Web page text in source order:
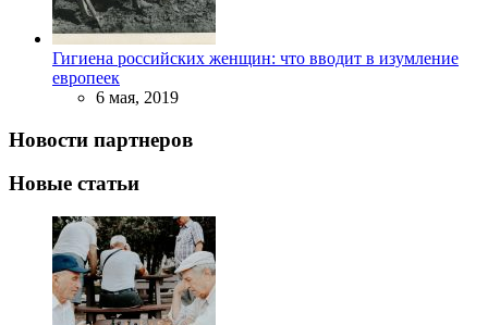
Гигиена российских женщин: что вводит в изумление
европеек
6 мая, 2019
Новости партнеров
Новые статьи